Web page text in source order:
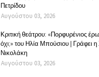
Πετρίδου
Αυγούστου 03, 2026
Κριτική θεάτρου: «Πορφυρένιος
όχι;» του Ηλία Μπούσιου | Γράφει
Νικολάκη
Αυγούστου 03, 2026